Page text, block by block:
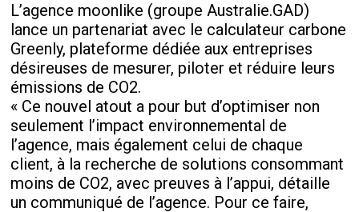
L’agence moonlike (groupe Australie.GAD)
lance un partenariat avec le calculateur carbone
Greenly, plateforme dédiée aux entreprises
désireuses de mesurer, piloter et réduire leurs
émissions de CO2.
« Ce nouvel atout a pour but d’optimiser non
seulement l’impact environnemental de
l’agence, mais également celui de chaque
client, à la recherche de solutions consommant
moins de CO2, avec preuves à l’appui, détaille
un communiqué de l’agence. Pour ce faire,